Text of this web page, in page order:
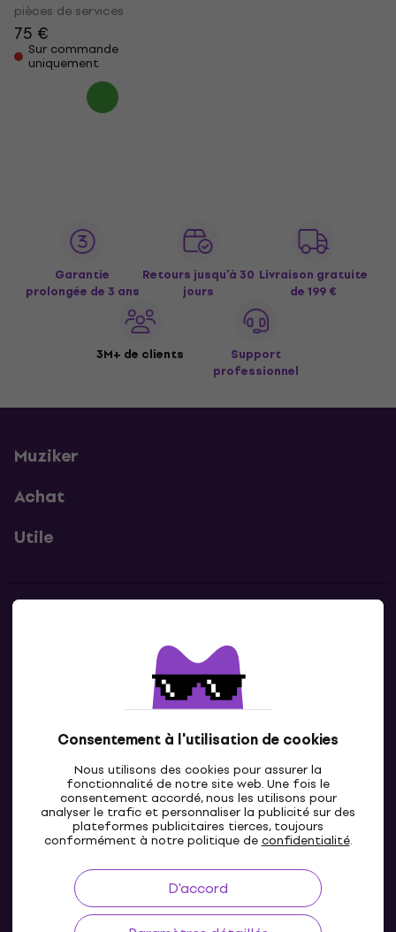
Consentement à l'utilisation de cookies
Nous utilisons des cookies pour assurer la
fonctionnalité de notre site web. Une fois le
consentement accordé, nous les utilisons pour
analyser le trafic et personnaliser la publicité sur des
plateformes publicitaires tierces, toujours
conformément à notre politique deconfidentialité.
D'accord
pièces de services
75 €
Sur commande
uniquement
Garantie
prolongée de 3 ans
Retours jusqu’à 30
jours
Livraison gratuite
de 199 €
3M+ de clients
Support
professionnel
Muziker
Achat
Utile
Contacte nous
LU